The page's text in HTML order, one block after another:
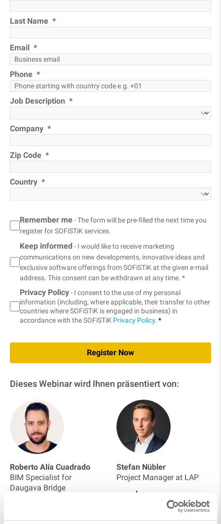
Last Name
Email
Phone
Job Description
Company
Zip Code
Country
Remember me- The form will be pre-filled the next time you
register for SOFiSTiK services.
Keep informed - I would like to receive marketing
communications on new developments, innovative ideas and
exclusive software offerings from SOFiSTiK at the given e-mail
address. This consent can be withdrawn at any time. *
Privacy Policy- I consent to the use of my personal
information (including, where applicable, their transfer to other
countries where SOFiSTiK is engaged in business) in
accordance with the SOFiSTiK Privacy Policy. *
Register Now
Dieses Webinar wird Ihnen präsentiert von:
Roberto Alía Cuadrado
BIM Specialist for
Daugava Bridge
Stefan Nübler
Project Manager at LAP
Auf LinkedIn folgen